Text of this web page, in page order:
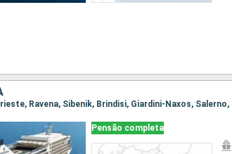
Ravena, Sibenik, Brindisi, Giardini-Naxos,
Pensão completa